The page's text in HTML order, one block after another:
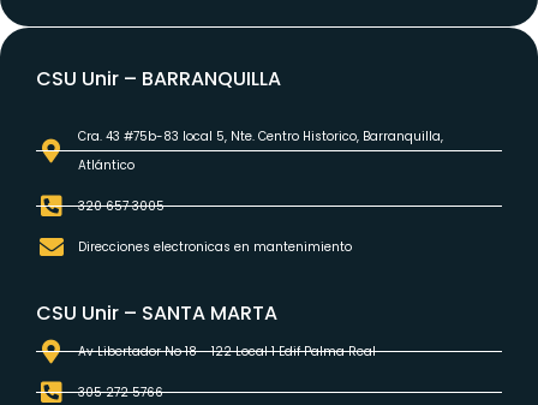
CSU Unir – BARRANQUILLA
Cra. 43 #75b-83 local 5, Nte. Centro Historico, Barranquilla,
Atlántico
320 657 3005
Direcciones electronicas en mantenimiento
CSU Unir – SANTA MARTA
Av Libertador No 18 - 122 Local 1 Edif Palma Real
305 272 5766